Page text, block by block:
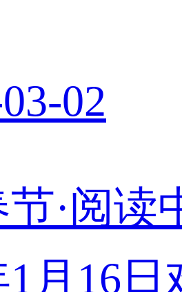
02
·阅读
1月16